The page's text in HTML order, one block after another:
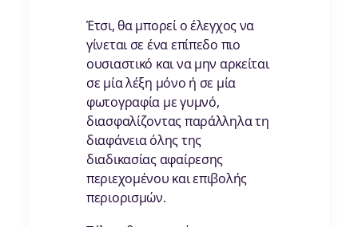
Έτσι, θα μπορεί ο έλεγχος να
γίνεται σε ένα επίπεδο πιο
ουσιαστικό και να μην αρκείται
σε μία λέξη μόνο ή σε μία
φωτογραφία με γυμνό,
διασφαλίζοντας παράλληλα τη
διαφάνεια όλης της
διαδικασίας αφαίρεσης
περιεχομένου και επιβολής
περιορισμών.